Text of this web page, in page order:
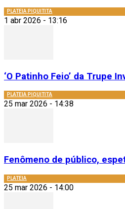
PLATEIA PIQUITITA
1 abr 2026 - 13:16
‘O Patinho Feio’ da Trupe
PLATEIA PIQUITITA
25 mar 2026 - 14:38
Fenômeno de público,
PLATEIA
25 mar 2026 - 14:00